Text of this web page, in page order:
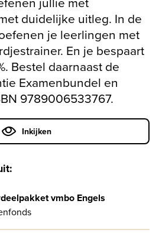
duidelijke uitleg. In de
je leerlingen met
En je bespaart
Bestel daarnaast de
Examenbundel en
9789006533767.
Inkijken
vmbo Engels